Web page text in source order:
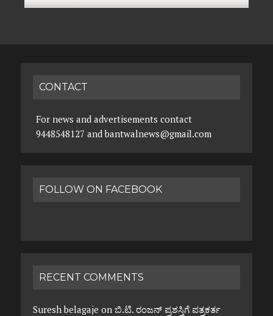
CONTACT
For news and advertisements contact
9448548127 and bantwalnews@gmail.com
FOLLOW ON FACEBOOK
RECENT COMMENTS
Suresh belagaje on ಬಿ.ಟಿ. ರಂಜನ್ ಪ್ರಶಸ್ತಿಗೆ ಪತ್ರಕರ್ತ